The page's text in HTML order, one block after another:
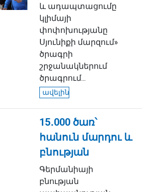
և ադապտացումը
կլիմայի
փոփոխությանը
Սյունիքի մարզում»
ծրագրի
շրջանակներում
ծրագրում...
ավելին
15․000 ծառ՝
հանուն մարդու և
բնության
Գերմանիայի
բնության